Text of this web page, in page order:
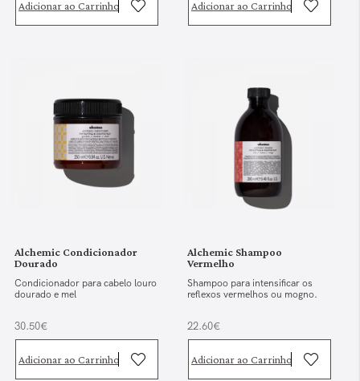
Adicionar ao Carrinho Adicionar ao Carrinho
Alchemic Condicionador
Dourado
Condicionador para cabelo louro
dourado e mel
30.50€
Adicionar ao Carrinho
Alchemic Shampoo
Vermelho
Shampoo para intensificar os
reflexos vermelhos ou mogno.
22.60€
Adicionar ao Carrinho